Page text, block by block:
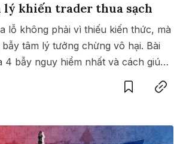
lý khiến trader thua sạch
lỗ không phải vì thiếu kiến thức, mà
tâm lý tưởng chừng vô hại. Bài
4 bẫy nguy hiểm nhất và cách giúp
trên thị trường.
SaveCopy link